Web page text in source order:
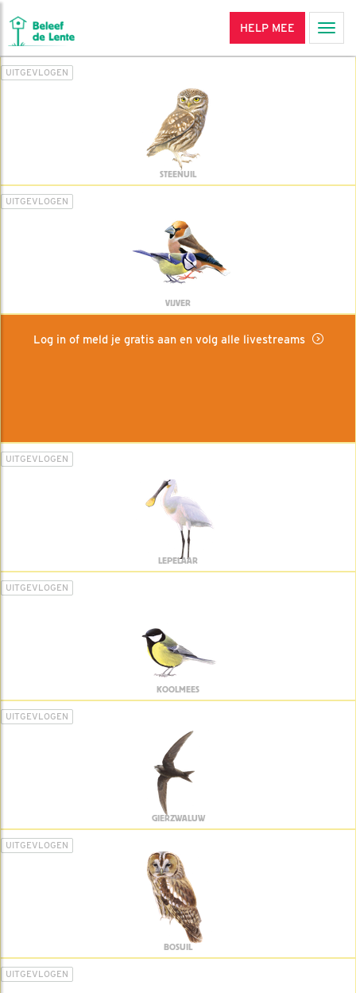
HELP MEE
UITGEVLOGEN
STEENUIL
UITGEVLOGEN
VIJVER
Log in of meld je gratis aan en volg alle livestreams
UITGEVLOGEN
LEPELAAR
UITGEVLOGEN
KOOLMEES
UITGEVLOGEN
GIERZWALUW
UITGEVLOGEN
BOSUIL
UITGEVLOGEN